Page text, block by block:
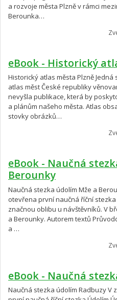
a rozvoje města Plzně v rámci
Berounka…
eBook - Historický
Historický atlas města Plzně
atlas měst České republiky
nevyšla publikace, která by
a plánům našeho města. Atlas
stovky obrázků…
eBook - Naučná
Berounky
Naučná stezka údolím Mže a
otevřena první naučná říční
značnou oblibu u návštěvníků. V
a Berounky. Autorem textů
a …
eBook - Naučná
Naučná stezka údolím Radbuzy V